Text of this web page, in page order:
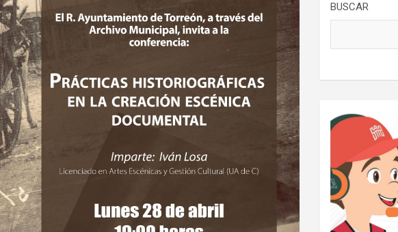
BUSCAR